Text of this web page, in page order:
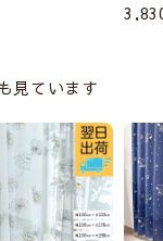
となりま
見ています